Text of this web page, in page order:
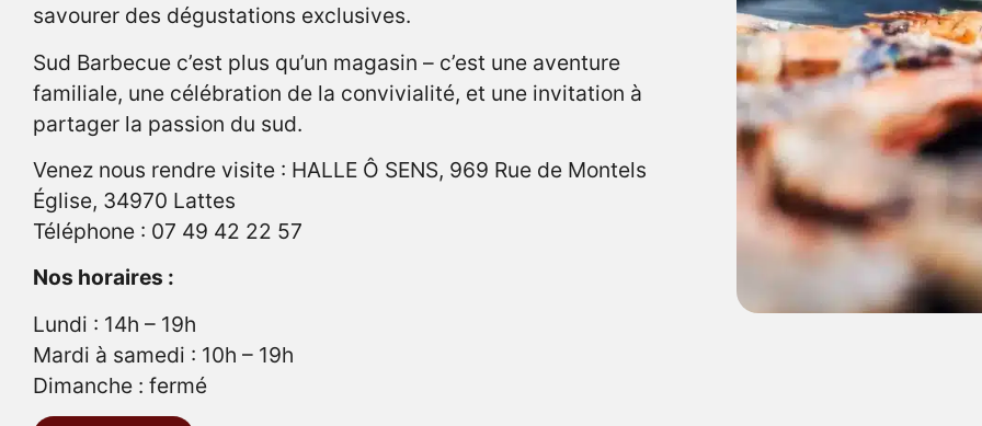
savourer des dégustations exclusives.
Sud Barbecue c’est plus qu’un magasin – c’est une aventure
familiale, une célébration de la convivialité, et une invitation à
partager la passion du sud.
Venez nous rendre visite : HALLE Ô SENS, 969 Rue de Montels
Église, 34970 Lattes
Téléphone : 07 49 42 22 57
Nos horaires :
Lundi : 14h – 19h
Mardi à samedi : 10h – 19h
Dimanche : fermé